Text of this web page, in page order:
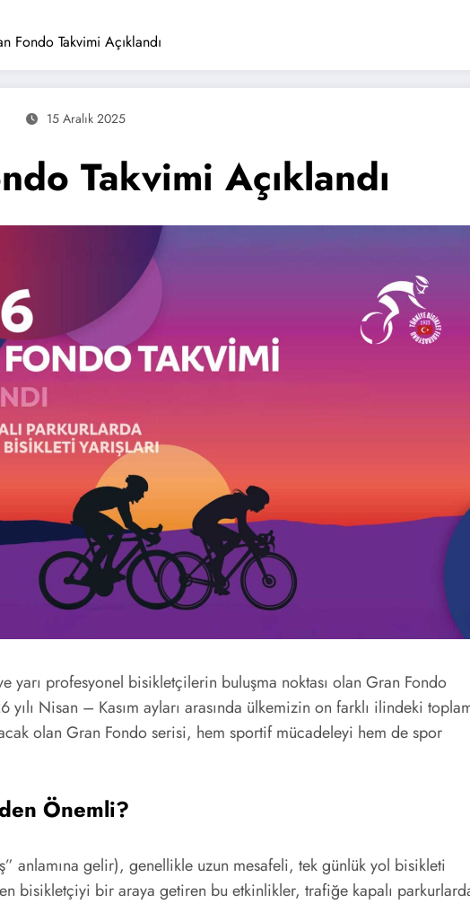
Fondo Takvimi Açıklandı
15 Aralık 2025
Takvimi Açıklandı
yarı profesyonel bisikletçilerin buluşma noktası olan Gran Fondo
yılı Nisan – Kasım ayları arasında ülkemizin on farklı ilindeki
olan Gran Fondo serisi, hem sportif mücadeleyi hem de spor
Önemli?
anlamına gelir), genellikle uzun mesafeli, tek günlük yol bisikleti
bisikletçiyi bir araya getiren bu etkinlikler, trafiğe kapalı